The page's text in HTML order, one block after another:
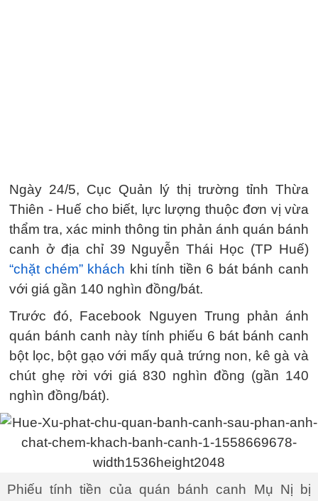
Ngày 24/5, Cục Quản lý thị trường tỉnh Thừa
Thiên - Huế cho biết, lực lượng thuộc đơn vị vừa
thẩm tra, xác minh thông tin phản ánh quán bánh
canh ở địa chỉ 39 Nguyễn Thái Học (TP Huế)
“chặt chém” khách khi tính tiền 6 bát bánh canh
với giá gần 140 nghìn đồng/bát.
Trước đó, Facebook Nguyen Trung phản ánh
quán bánh canh này tính phiếu 6 bát bánh canh
bột lọc, bột gạo với mấy quả trứng non, kê gà và
chút ghẹ rời với giá 830 nghìn đồng (gần 140
nghìn đồng/bát).
Phiếu tính tiền của quán bánh canh Mụ Nị bị